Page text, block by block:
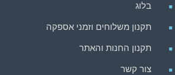
בלוג
תקנון משלוחים וזמני אספקה
תקנון החנות והאתר
צור קשר